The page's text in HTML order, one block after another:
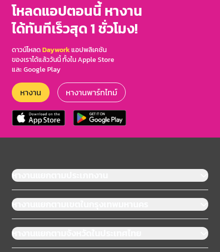
โหลดแอปตอนนี้ หางาน
ได้ทันทีเร็วสุด 1 ชั่วโมง!
ดาวน์โหลดDayworkแอปพลิเคชัน
ของเราได้แล้ววันนี้ ทั้งใน Apple Store
และ Google Play
หางาน หางานพาร์ทไทม์
หางานแยกตามประเภทงาน
หางานแยกตามเขตในกรุงเทพมหานคร
หางานแยกตามจังหวัดในประเทศไทย